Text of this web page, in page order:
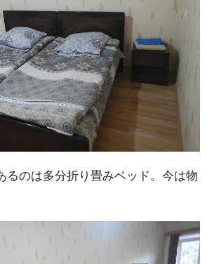
るのは多分折り畳みベッド。今は物